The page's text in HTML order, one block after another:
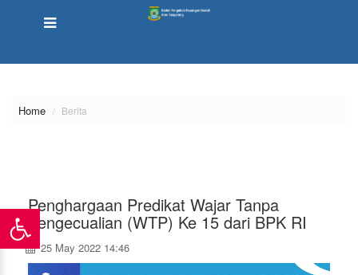
Home Berita
Penghargaan Predikat Wajar Tanpa
Pengecualian (WTP) Ke 15 dari BPK RI
25 May 2022 14:46